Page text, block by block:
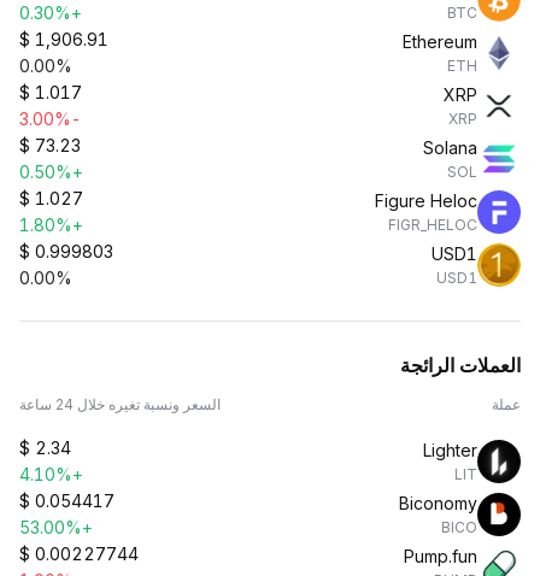
BTC
+0.30%
Ethereum
ETH
$ 1,906.91
0.00%
XRP
XRP
$ 1.017
-3.00%
Solana
SOL
$ 73.23
+0.50%
Figure Heloc
FIGR_HELOC
$ 1.027
+1.80%
USD1
USD1
$ 0.999803
0.00%
العملات الرائجة
عملة السعر ونسبة تغيره خلال 24 ساعة
Lighter
LIT
$ 2.34
+4.10%
Biconomy
BICO
$ 0.054417
+53.00%
Pump.fun
$ 0.00227744